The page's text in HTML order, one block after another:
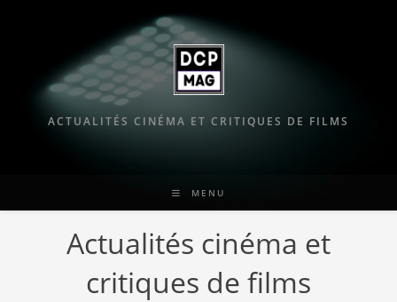
ACTUALITÉS CINÉMA ET CRITIQUES DE FILMS
MENU
Actualités cinéma et
critiques de films